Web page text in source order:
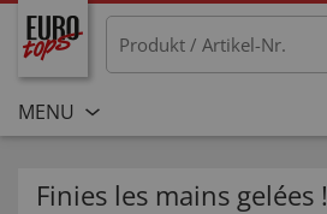
MENU
Finies les mains gelées !